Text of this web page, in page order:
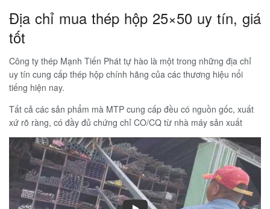
Địa chỉ mua thép hộp 25×50 uy tín, giá
tốt
Công ty thép Mạnh Tiến Phát tự hào là một trong những địa chỉ
uy tín cung cấp thép hộp chính hãng của các thương hiệu nổi
tiếng hiện nay.
Tất cả các sản phẩm mà MTP cung cấp đều có nguồn gốc, xuất
xứ rõ ràng, có đầy đủ chứng chỉ CO/CQ từ nhà máy sản xuất